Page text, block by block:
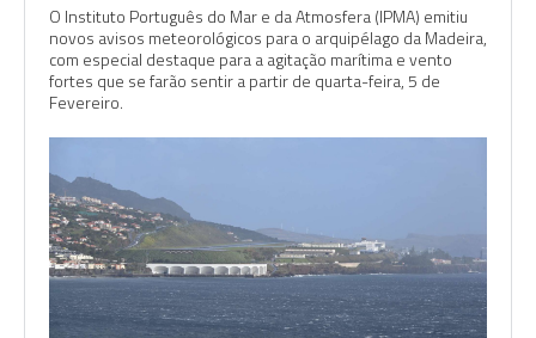
O Instituto Português do Mar e da Atmosfera (IPMA) emitiu
novos avisos meteorológicos para o arquipélago da Madeira,
com especial destaque para a agitação marítima e vento
fortes que se farão sentir a partir de quarta-feira, 5 de
Fevereiro.